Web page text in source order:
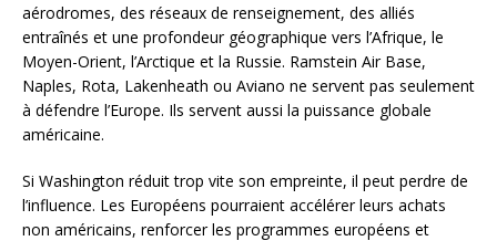
aérodromes, des réseaux de renseignement, des alliés
entraînés et une profondeur géographique vers l’Afrique, le
Moyen-Orient, l’Arctique et la Russie. Ramstein Air Base,
Naples, Rota, Lakenheath ou Aviano ne servent pas seulement
à défendre l’Europe. Ils servent aussi la puissance globale
américaine.
Si Washington réduit trop vite son empreinte, il peut perdre de
l’influence. Les Européens pourraient accélérer leurs achats
non américains, renforcer les programmes européens et